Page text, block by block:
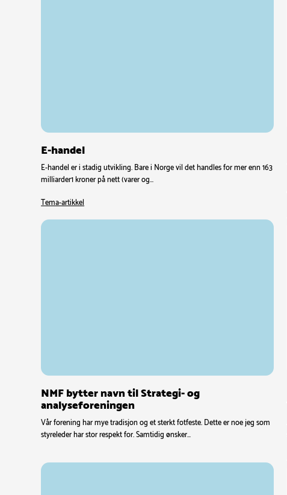
E-handel
E-handel er i stadig utvikling. Bare i Norge vil det handles for mer enn 163
milliarder1 kroner på nett (varer og…
Tema-artikkel
NMF bytter navn til Strategi- og
analyseforeningen
Vår forening har mye tradisjon og et sterkt fotfeste. Dette er noe jeg som
styreleder har stor respekt for. Samtidig ønsker…